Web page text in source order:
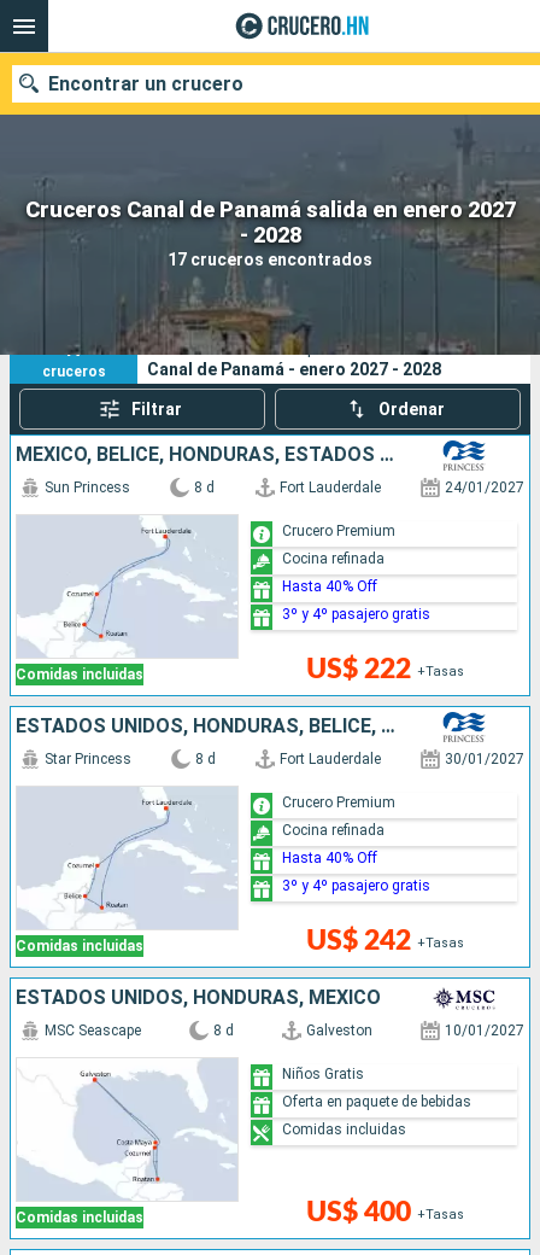
Cruceros Canal de Panamá salida en enero 2027
- 2028
17 cruceros encontrados
Encontrar un crucero
Nuestros destinos
Fecha de salida
Buscar
17
cruceros
Sus criterios de búsqueda:
Canal de Panamá - enero 2027 - 2028
Filtrar Ordenar
MÉXICO, BELICE, HONDURAS, ESTADOS UNIDOS
Comidas incluidas
Sun Princess 8 d Fort Lauderdale 24/01/2027
US$ 222 +Tasas
Crucero Premium
Cocina refinada
Hasta 40% Off
3º y 4º pasajero gratis
ESTADOS UNIDOS, HONDURAS, BELICE, MÉXICO
Comidas incluidas
Star Princess 8 d Fort Lauderdale 30/01/2027
US$ 242 +Tasas
Crucero Premium
Cocina refinada
Hasta 40% Off
3º y 4º pasajero gratis
ESTADOS UNIDOS, HONDURAS, MÉXICO
Comidas incluidas
MSC Seascape 8 d Galveston 10/01/2027
US$ 400 +Tasas
Niños Gratis
Oferta en paquete de bebidas
Comidas incluidas